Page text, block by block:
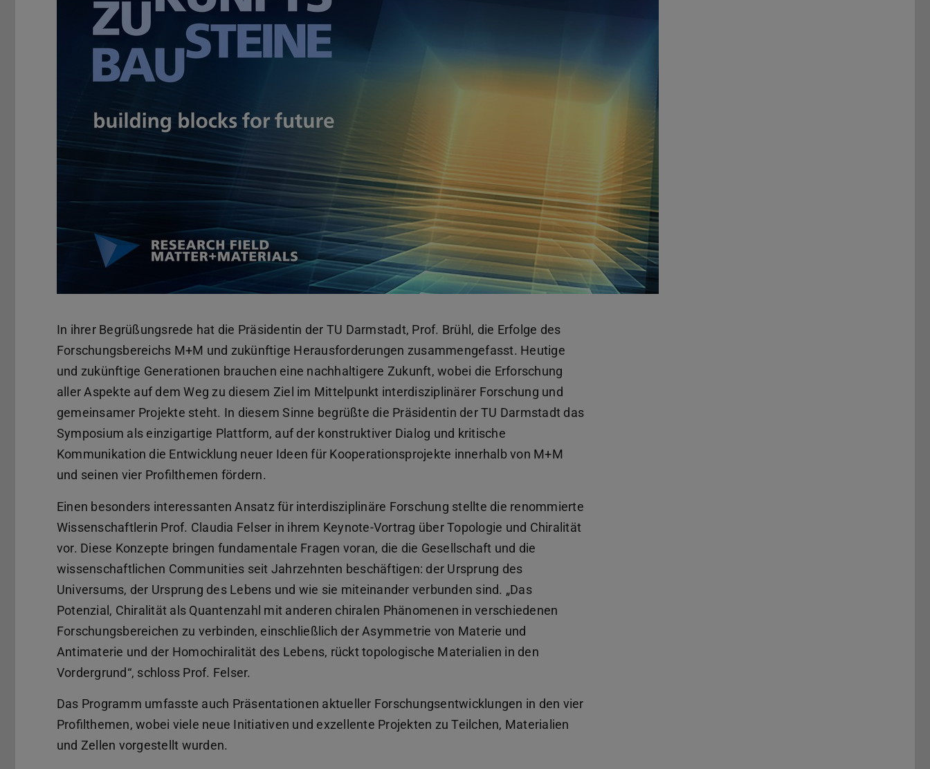
In ihrer Begrüßungsrede hat die Präsidentin der TU Darmstadt, Prof. Brühl, die Erfolge des
Forschungsbereichs M+M und zukünftige Herausforderungen zusammengefasst. Heutige
und zukünftige Generationen brauchen eine nachhaltigere Zukunft, wobei die Erforschung
aller Aspekte auf dem Weg zu diesem Ziel im Mittelpunkt interdisziplinärer Forschung und
gemeinsamer Projekte steht. In diesem Sinne begrüßte die Präsidentin der TU Darmstadt das
Symposium als einzigartige Plattform, auf der konstruktiver Dialog und kritische
Kommunikation die Entwicklung neuer Ideen für Kooperationsprojekte innerhalb von M+M
und seinen vier Profilthemen fördern.
Einen besonders interessanten Ansatz für interdisziplinäre Forschung stellte die renommierte
Wissenschaftlerin Prof. Claudia Felser in ihrem Keynote-Vortrag über Topologie und Chiralität
vor. Diese Konzepte bringen fundamentale Fragen voran, die die Gesellschaft und die
wissenschaftlichen Communities seit Jahrzehnten beschäftigen: der Ursprung des
Universums, der Ursprung des Lebens und wie sie miteinander verbunden sind. „Das
Potenzial, Chiralität als Quantenzahl mit anderen chiralen Phänomenen in verschiedenen
Forschungsbereichen zu verbinden, einschließlich der Asymmetrie von Materie und
Antimaterie und der Homochiralität des Lebens, rückt topologische Materialien in den
Vordergrund“, schloss Prof. Felser.
Das Programm umfasste auch Präsentationen aktueller Forschungsentwicklungen in den vier
Profilthemen, wobei viele neue Initiativen und exzellente Projekten zu Teilchen, Materialien
und Zellen vorgestellt wurden.